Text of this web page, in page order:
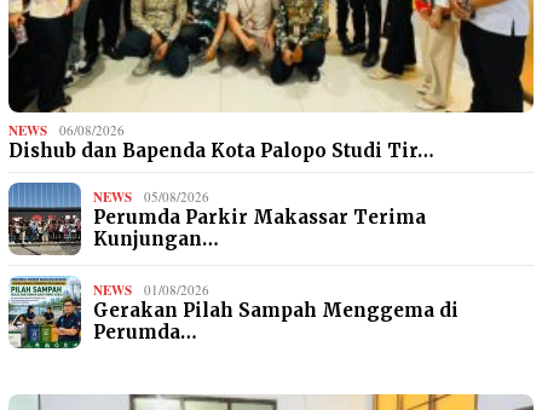
NEWS 06/08/2026
Dishub dan Bapenda Kota Palopo Studi Tir…
NEWS 05/08/2026
Perumda Parkir Makassar Terima
Kunjungan…
NEWS 01/08/2026
Gerakan Pilah Sampah Menggema di
Perumda…